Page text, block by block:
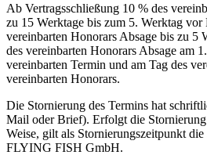
Ab Vertragsschließung 10 % des
zu 15 Werktage bis zum 5. Werktag vor
vereinbarten Honorars Absage bis zu 5
des vereinbarten Honorars Absage am
vereinbarten Termin und am Tag des
vereinbarten Honorars.
Die Stornierung des Termins hat
Mail oder Brief). Erfolgt die
Weise, gilt als Stornierungszeitpunkt
FLYING FISH GmbH.